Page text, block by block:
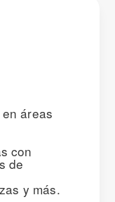
áreas
con
de
y más.